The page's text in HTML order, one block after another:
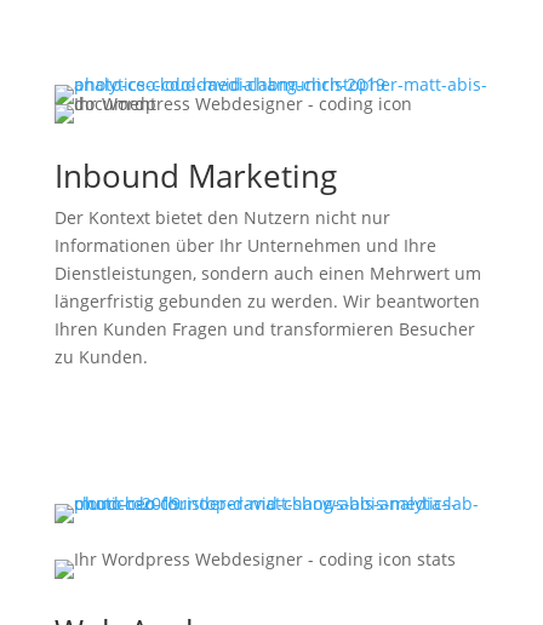
Inbound Marketing
Der Kontext bietet den Nutzern nicht nur
Informationen über Ihr Unternehmen und Ihre
Dienstleistungen, sondern auch einen Mehrwert um
längerfristig gebunden zu werden. Wir beantworten
Ihren Kunden Fragen und transformieren Besucher
zu Kunden.